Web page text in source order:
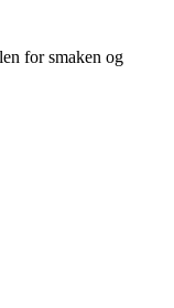
for smaken og